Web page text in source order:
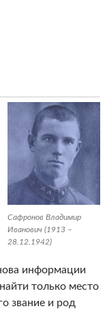
Сафронов Владимир
Иванович (1913 –
28.12.1942)
информации
только место
звание и род